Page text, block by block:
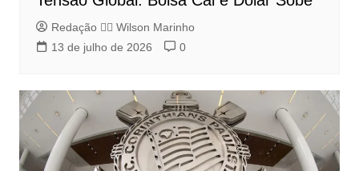
Redação 👨‍⚖️​ Wilson Marinho
13 de julho de 2026
0